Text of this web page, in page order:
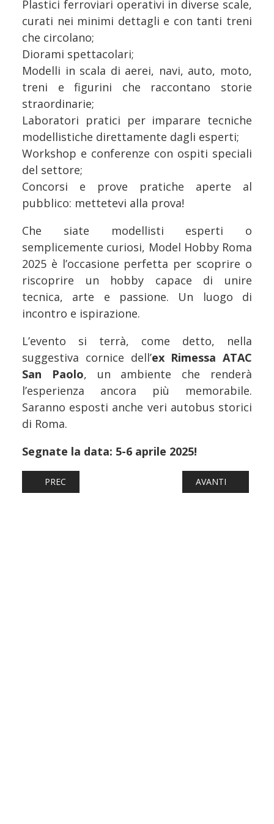
Plastici ferroviari operativi in diverse scale,
curati nei minimi dettagli e con tanti treni
che circolano;
Diorami spettacolari;
Modelli in scala di aerei, navi, auto, moto,
treni e figurini che raccontano storie
straordinarie;
Laboratori pratici per imparare tecniche
modellistiche direttamente dagli esperti;
Workshop e conferenze con ospiti speciali
del settore;
Concorsi e prove pratiche aperte al
pubblico: mettetevi alla prova!
Che siate modellisti esperti o
semplicemente curiosi, Model Hobby Roma
2025 è l’occasione perfetta per scoprire o
riscoprire un hobby capace di unire
tecnica, arte e passione. Un luogo di
incontro e ispirazione.
L’evento si terrà, come detto, nella
suggestiva cornice dell’ex Rimessa ATAC
San Paolo, un ambiente che renderà
l’esperienza ancora più memorabile.
Saranno esposti anche veri autobus storici
di Roma.
Segnate la data: 5-6 aprile 2025!
ARTICOLO PRECEDENTE: MODELLISMO: HOBBY MODEL
PREC ARTICOLO
AVANTI